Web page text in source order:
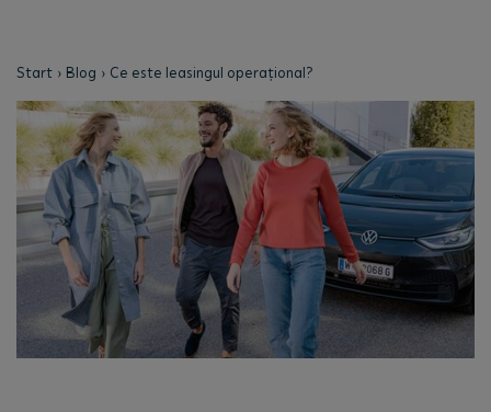
Start Blog Ce este leasingul operațional?